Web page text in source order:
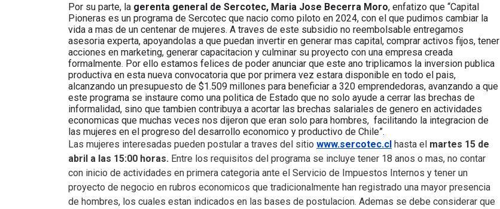
Por su parte, la gerenta general de Sercotec, Maria Jose Becerra Moro, enfatizo que “Capital
Pioneras es un programa de Sercotec que nacio como piloto en 2024, con el que pudimos cambiar la
vida a mas de un centenar de mujeres. A traves de este subsidio no reembolsable entregamos
asesoria experta, apoyandolas a que puedan invertir en generar mas capital, comprar activos fijos, tener
acciones en marketing, generar capacitacion y culminar su proyecto con una empresa creada
formalmente. Por ello estamos felices de poder anunciar que este ano triplicamos la inversion publica
productiva en esta nueva convocatoria que por primera vez estara disponible en todo el pais,
alcanzando un presupuesto de $1.509 millones para beneficiar a 320 emprendedoras, avanzando a que
este programa se instaure como una politica de Estado que no solo ayude a cerrar las brechas de
informalidad, sino que tambien contribuya a acortar las brechas salariales de genero en actividades
economicas que muchas veces nos dijeron que eran solo para hombres, facilitando la integracion de
las mujeres en el progreso del desarrollo economico y productivo de Chile”.
Las mujeres interesadas pueden postular a traves del sitio www.sercotec.cl hasta el martes 15 de
abril a las 15:00 horas. Entre los requisitos del programa se incluye tener 18 anos o mas, no contar
con inicio de actividades en primera categoria ante el Servicio de Impuestos Internos y tener un
proyecto de negocio en rubros economicos que tradicionalmente han registrado una mayor presencia
de hombres, los cuales estan indicados en las bases de postulacion. Ademas se debe considerar que